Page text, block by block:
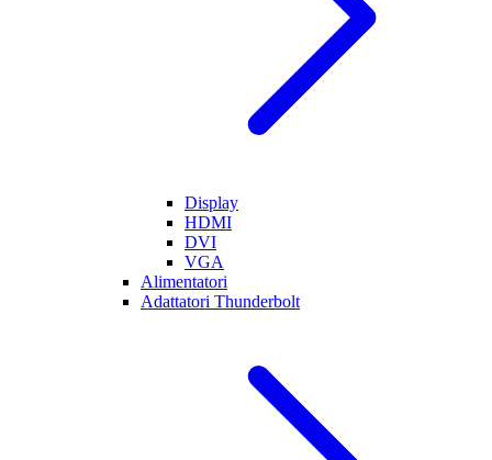
Display
HDMI
DVI
VGA
Alimentatori
Adattatori Thunderbolt